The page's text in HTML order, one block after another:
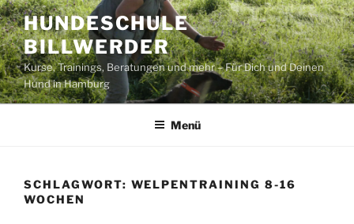
Zum
Inhalt
springen
HUNDESCHULE
BILLWERDER
Kurse, Trainings, Beratungen und mehr – Für Dich und Deinen
Hund in Hamburg
Menü
SCHLAGWORT: WELPENTRAINING 8-16
WOCHEN